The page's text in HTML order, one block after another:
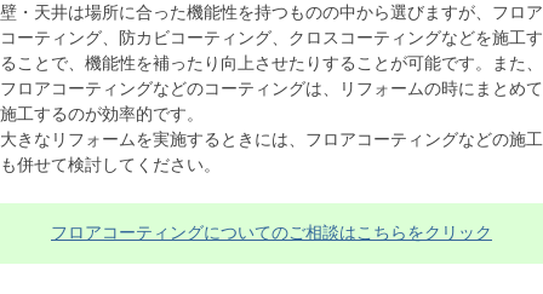
壁・天井は場所に合った機能性を持つものの中から選びますが、フロア
コーティング、防カビコーティング、クロスコーティングなどを施工す
ることで、機能性を補ったり向上させたりすることが可能です。また、
フロアコーティングなどのコーティングは、リフォームの時にまとめて
施工するのが効率的です。
大きなリフォームを実施するときには、フロアコーティングなどの施工
も併せて検討してください。
フロアコーティングについてのご相談はこちらをクリック